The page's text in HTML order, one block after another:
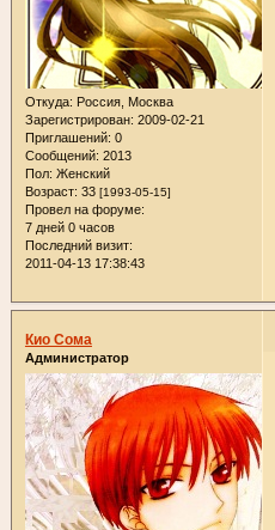
Откуда: Россия, Москва
Зарегистрирован: 2009-02-21
Приглашений: 0
Сообщений: 2013
Пол: Женский
Возраст: 33 [1993-05-15]
Провел на форуме:
7 дней 0 часов
Последний визит:
2011-04-13 17:38:43
Кио Сома
Администратор